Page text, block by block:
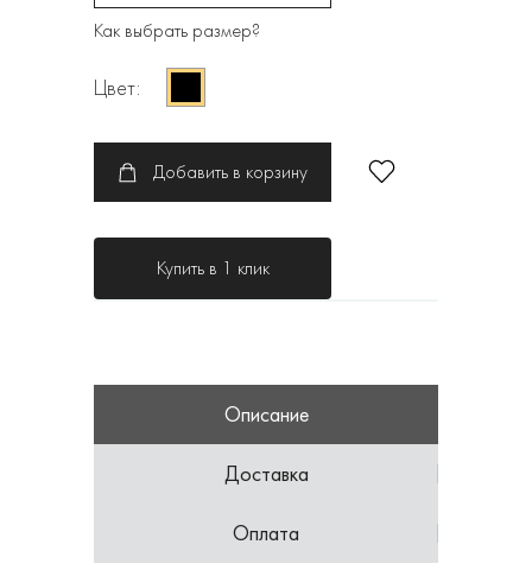
Как выбрать размер?
Цвет:
Добавить в корзину
Купить в 1 клик
Описание
Доставка
Оплата